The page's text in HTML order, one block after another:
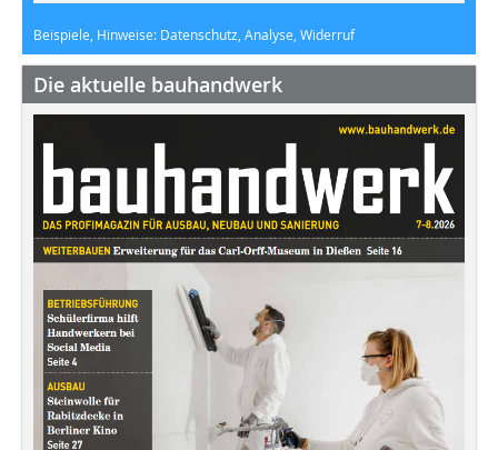
Beispiele, Hinweise: Datenschutz, Analyse, Widerruf
Die aktuelle bauhandwerk